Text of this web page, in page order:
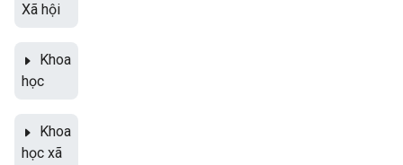
Xã hội
Khoa
học
Khoa
học xã